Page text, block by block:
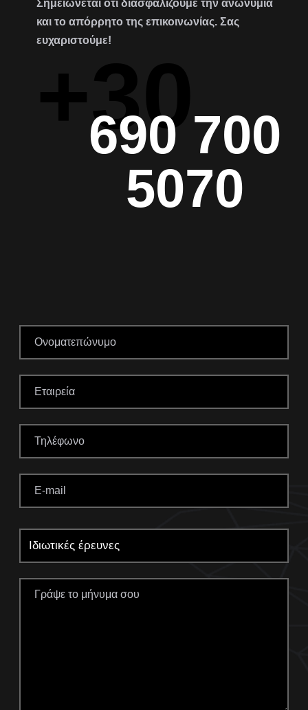
Σημειώνεται ότι διασφαλίζουμε την ανωνυμία
και το απόρρητο της επικοινωνίας. Σας
ευχαριστούμε!
+30
690 700
5070